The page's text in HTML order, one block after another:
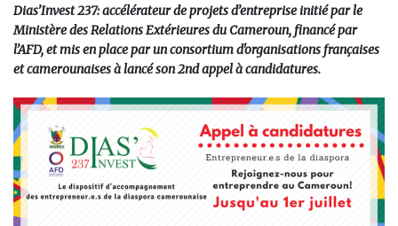
Dias’Invest 237: accélérateur de projets d’entreprise initié par le
Ministère des Relations Extérieures du Cameroun, financé par
l’AFD, et mis en place par un consortium d'organisations françaises
et camerounaises à lancé son 2nd appel à candidatures.